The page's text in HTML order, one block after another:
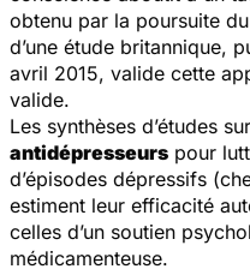
obtenu par la poursuite
d’une étude britannique,
avril 2015, valide cette
valide.
Les synthèses d’études
antidépresseurs pour
d’épisodes dépressifs
estiment leur efficacité
celles d’un soutien
médicamenteuse.